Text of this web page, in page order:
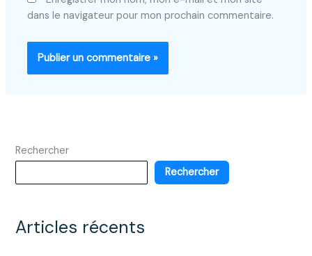
dans le navigateur pour mon prochain commentaire.
Rechercher
Rechercher
Articles récents